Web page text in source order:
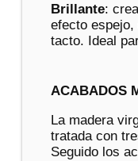
Brillante:
efecto
tacto. Ideal
ACABADOS
La madera
tratada con
Seguido los